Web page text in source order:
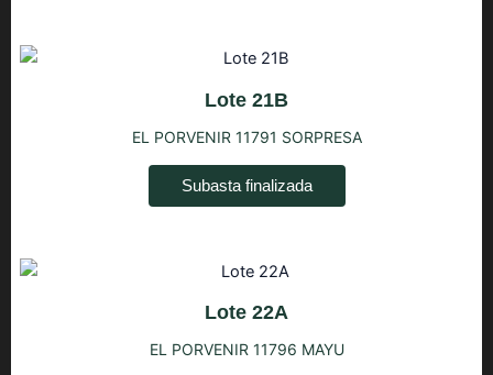
Lote 21B
EL PORVENIR 11791 SORPRESA
Subasta finalizada
Lote 22A
EL PORVENIR 11796 MAYU